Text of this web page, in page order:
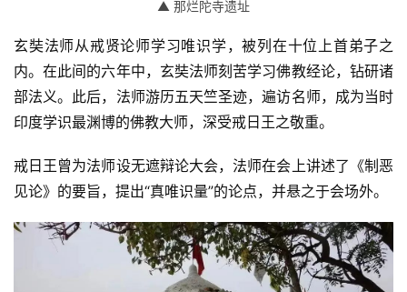
▲ 那烂陀寺遗址
玄奘法师从戒贤论师学习唯识学，被列在十位上首弟子之
内。在此间的六年中，玄奘法师刻苦学习佛教经论，钻研诸
部法义。此后，法师游历五天竺圣迹，遍访名师，成为当时
印度学识最渊博的佛教大师，深受戒日王之敬重。
戒日王曾为法师设无遮辩论大会，法师在会上讲述了《制恶
见论》的要旨，提出“真唯识量”的论点，并悬之于会场外。